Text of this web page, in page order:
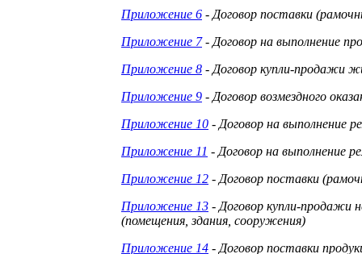
Приложение 6 - Договор поставки
Приложение 7- Договор на выполнение
Приложение 8 - Договор купли-продажи
Приложение 9 - Договор возмездного
Приложение 10 - Договор на выполнение
Приложение 11 - Договор на выполнение
Приложение 12 - Договор поставки
Приложение 13 - Договор купли-продажи
(помещения, здания, сооружения)
Приложение 14 - Договор поставки